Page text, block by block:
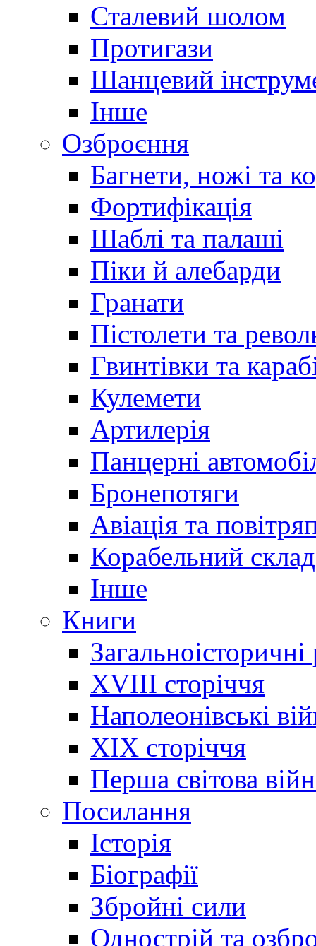
Сталевий шолом
Протигази
Шанцевий
Інше
Озброєння
Багнети, ножі та
Фортифікація
Шаблі та палаші
Піки й алебарди
Гранати
Пістолети та
Гвинтівки та
Кулемети
Артилерія
Панцерні
Бронепотяги
Авіація та
Корабельний склад
Інше
Книги
XVIII сторіччя
Наполеонівські
XIX сторіччя
Перша світова
Посилання
Історія
Біографії
Збройні сили
Однострій та